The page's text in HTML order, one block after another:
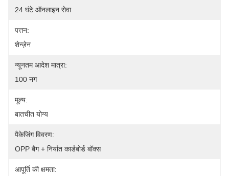
24 घंटे ऑनलाइन सेवा
पत्तन:
शेन्ज़ेन
न्यूनतम आदेश मात्रा:
100 नग
मूल्य:
बातचीत योग्य
पैकेजिंग विवरण:
OPP बैग + निर्यात कार्डबोर्ड बॉक्स
आपूर्ति की क्षमता: